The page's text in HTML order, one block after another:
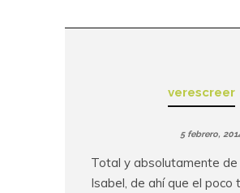
verescreer
5 febrero,
Total y absolutamente de
Isabel, de ahí que el poco